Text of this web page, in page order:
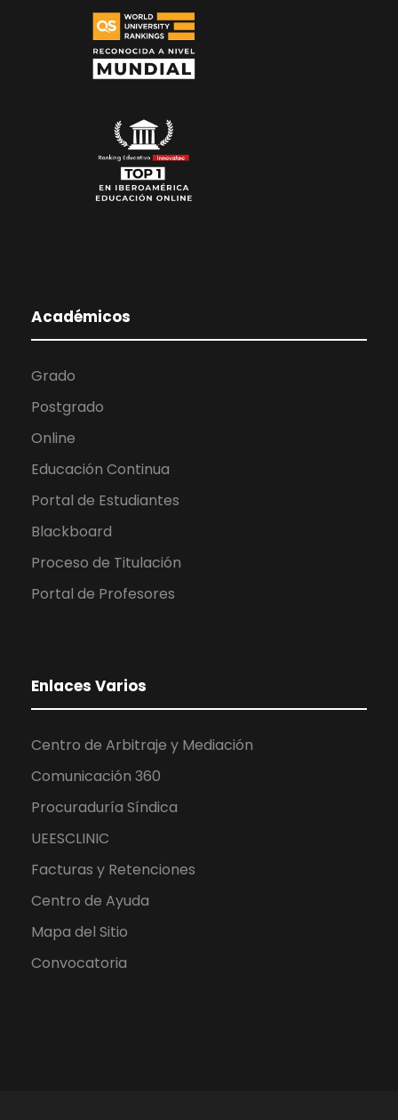
Académicos
Grado
Postgrado
Online
Educación Continua
Portal de Estudiantes
Blackboard
Proceso de Titulación
Portal de Profesores
Enlaces Varios
Centro de Arbitraje y Mediación
Comunicación 360
Procuraduría Síndica
UEESCLINIC
Facturas y Retenciones
Centro de Ayuda
Mapa del Sitio
Convocatoria